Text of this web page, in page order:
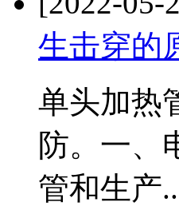
生击穿的
单头加热
防。一
管和生产..